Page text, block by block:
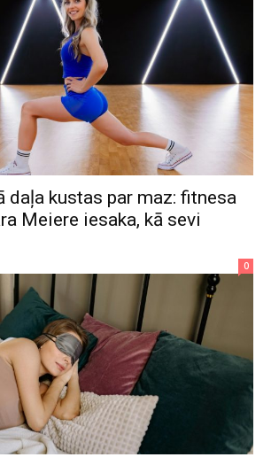
daļa kustas par maz: fitnesa
Meiere iesaka, kā sevi
0